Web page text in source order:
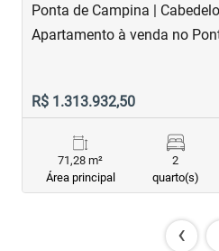
Ponta de Campina | Cabedelo
Apartamento à venda no
R$ 1.313.932,50
71,28 m²
Área principal
2
quarto(s)
‹